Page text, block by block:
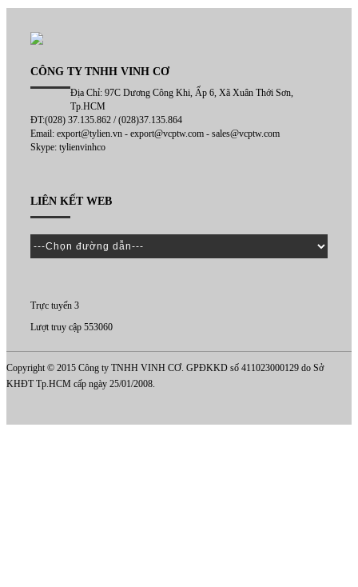
CÔNG TY TNHH VINH CƠ
Địa Chỉ: 97C Dương Công Khi, Ấp 6, Xã Xuân Thới Sơn,
Tp.HCM
ĐT:(028) 37.135.862 / (028)37.135.864
Email: export@tylien.vn - export@vcptw.com - sales@vcptw.com
Skype: tylienvinhco
LIÊN KẾT WEB
Trực tuyến 3
Lượt truy cập 553060
Copyright © 2015 Công ty TNHH VINH CƠ. GPĐKKD số 411023000129 do Sở
KHĐT Tp.HCM cấp ngày 25/01/2008.